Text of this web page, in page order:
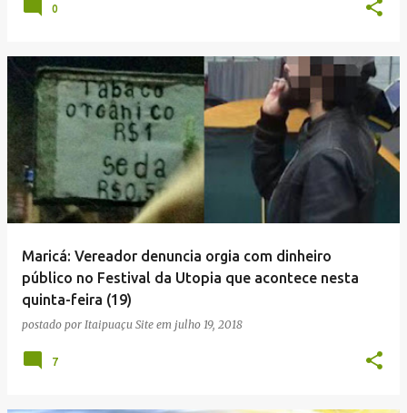
0
Maricá: Vereador denuncia orgia com dinheiro
público no Festival da Utopia que acontece nesta
quinta-feira (19)
postado por Itaipuaçu Site em julho 19, 2018
7